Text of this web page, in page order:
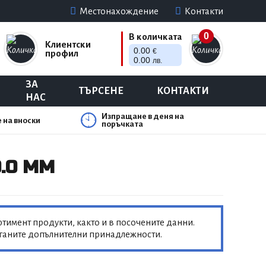
Местонахождение Контакти
Клиентски
профил
0
В количката
0.00 €
0.00 лв.
ЗА
НАС
ТЪРСЕНЕ КОНТАКТИ
вноски
Изпращане в деня на
поръчката
MM
продукти, както и в посочените данни.
допълнителни принадлежности.